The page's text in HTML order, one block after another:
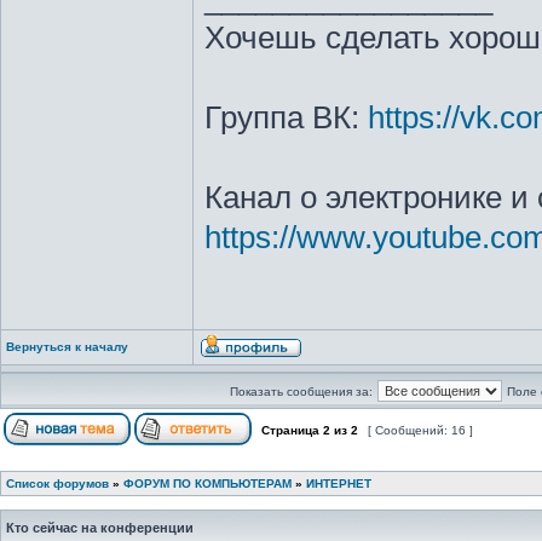
Хочешь сделать
Группа ВК: https://
Канал о электронике и
https://
Вернуться к началу
Показать сообщения за: Поле
Страница 2 из 2 [ Сообщений: 16 ]
Список форумов » ФОРУМ ПО КОМПЬЮТЕРАМ » ИНТЕРНЕТ
Кто сейчас на конференции